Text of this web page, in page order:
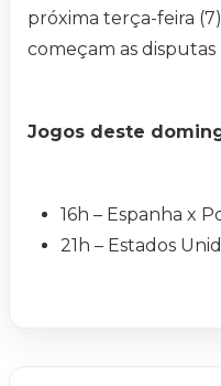
próxima terça-feira
começam as
Jogos deste
16h – Espanha x
21h – Estados